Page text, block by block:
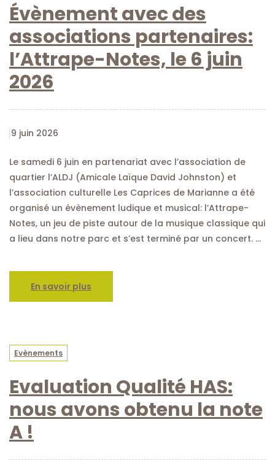
Évènement avec des
associations partenaires:
l’Attrape-Notes, le 6 juin
2026
9 juin 2026
Le samedi 6 juin en partenariat avec l’association de
quartier l’ALDJ (Amicale Laïque David Johnston) et
l’association culturelle Les Caprices de Marianne a été
organisé un évènement ludique et musical: l’Attrape-
Notes, un jeu de piste autour de la musique classique qui
a lieu dans notre parc et s’est terminé par un concert. …
En savoir plus
Evènements
Evaluation Qualité HAS:
nous avons obtenu la note
A !